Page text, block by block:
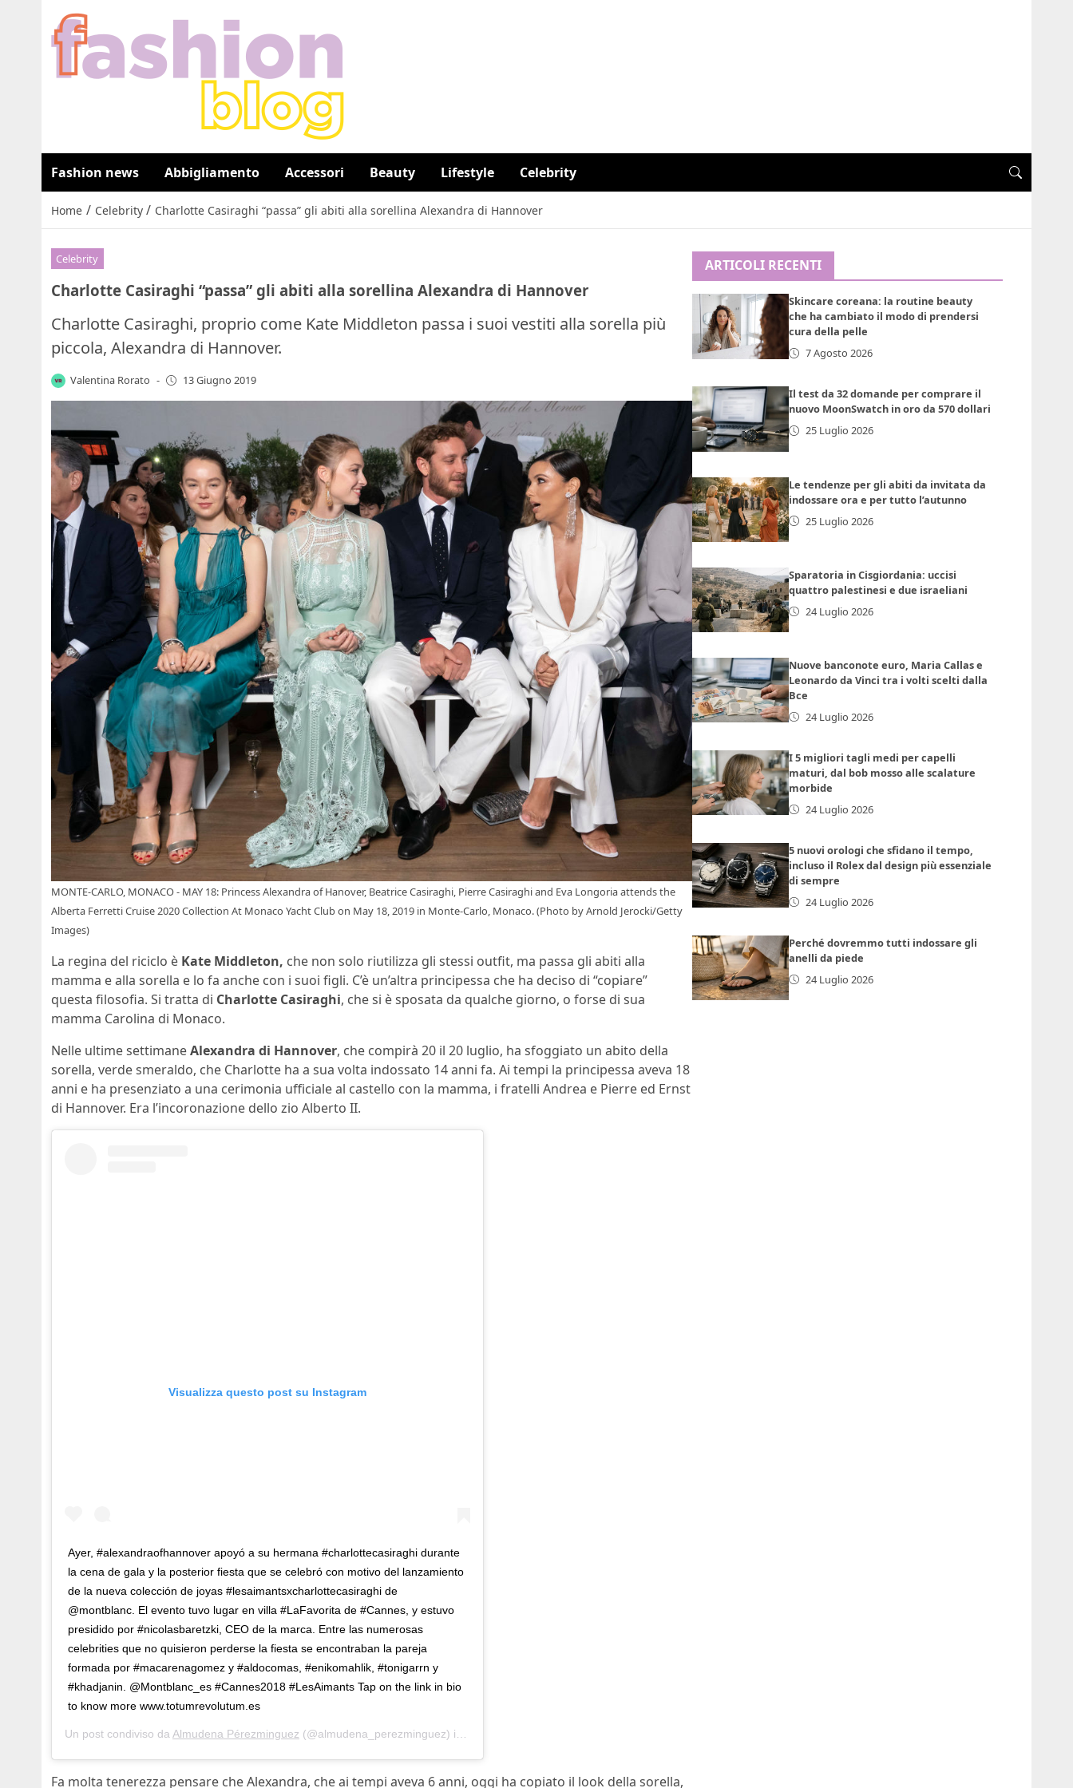
Fashion news Abbigliamento Accessori Beauty Lifestyle Celebrity
Home / Celebrity / Charlotte Casiraghi “passa” gli abiti alla sorellina Alexandra di Hannover
Celebrity
Charlotte Casiraghi “passa” gli abiti alla sorellina Alexandra di Hannover
Charlotte Casiraghi, proprio come Kate Middleton passa i suoi vestiti alla sorella più
piccola, Alexandra di Hannover.
Valentina Rorato - 13 Giugno 2019
MONTE-CARLO, MONACO - MAY 18: Princess Alexandra of Hanover, Beatrice Casiraghi, Pierre Casiraghi and Eva Longoria attends the
Alberta Ferretti Cruise 2020 Collection At Monaco Yacht Club on May 18, 2019 in Monte-Carlo, Monaco. (Photo by Arnold Jerocki/Getty
Images)
La regina del riciclo è Kate Middleton, che non solo riutilizza gli stessi outfit, ma passa gli abiti alla
mamma e alla sorella e lo fa anche con i suoi figli. C’è un’altra principessa che ha deciso di “copiare”
questa filosofia. Si tratta di Charlotte Casiraghi, che si è sposata da qualche giorno, o forse di sua
mamma Carolina di Monaco.
Nelle ultime settimaneAlexandra di Hannover, che compirà 20 il 20 luglio, ha sfoggiato un abito della
sorella, verde smeraldo, che Charlotte ha a sua volta indossato 14 anni fa. Ai tempi la principessa aveva 18
anni e ha presenziato a una cerimonia ufficiale al castello con la mamma, i fratelli Andrea e Pierre ed Ernst
di Hannover. Era l’incoronazione dello zio Alberto II.
Visualizza questo post su Instagram
Ayer, #alexandraofhannover apoyó a su hermana #charlottecasiraghi durante
la cena de gala y la posterior fiesta que se celebró con motivo del lanzamiento
de la nueva colección de joyas #lesaimantsxcharlottecasiraghi de
@montblanc. El evento tuvo lugar en villa #LaFavorita de #Cannes, y estuvo
presidido por #nicolasbaretzki, CEO de la marca. Entre las numerosas
celebrities que no quisieron perderse la fiesta se encontraban la pareja
formada por #macarenagomez y #aldocomas, #enikomahlik, #tonigarrn y
#khadjanin. @Montblanc_es #Cannes2018 #LesAimants Tap on the link in bio
to know more www.totumrevolutum.es
Un post condiviso da Almudena Pérezminguez (@almudena_perezminguez) in data:
Fa molta tenerezza pensare che Alexandra, che ai tempi aveva 6 anni, oggi ha copiato il look della sorella,
ARTICOLI RECENTI
Skincare coreana: la routine beauty
che ha cambiato il modo di prendersi
cura della pelle
7 Agosto 2026
Il test da 32 domande per comprare il
nuovo MoonSwatch in oro da 570 dollari
25 Luglio 2026
Le tendenze per gli abiti da invitata da
indossare ora e per tutto l’autunno
25 Luglio 2026
Sparatoria in Cisgiordania: uccisi
quattro palestinesi e due israeliani
24 Luglio 2026
Nuove banconote euro, Maria Callas e
Leonardo da Vinci tra i volti scelti dalla
Bce
24 Luglio 2026
I 5 migliori tagli medi per capelli
maturi, dal bob mosso alle scalature
morbide
24 Luglio 2026
5 nuovi orologi che sfidano il tempo,
incluso il Rolex dal design più essenziale
di sempre
24 Luglio 2026
Perché dovremmo tutti indossare gli
anelli da piede
24 Luglio 2026